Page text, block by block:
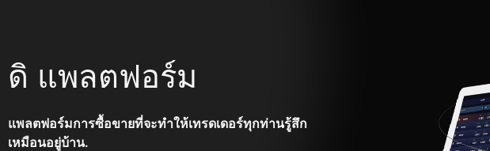
ดิ แพลตฟอร์ม
แพลตฟอร์มการซื้อขายที่จะทำให้เทรดเดอร์ทุกท่านรู้สึก
เหมือนอยู่บ้าน.